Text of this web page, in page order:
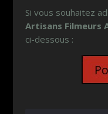
Si vous souhaitez
Artisans Filmeurs
ci-dessous :